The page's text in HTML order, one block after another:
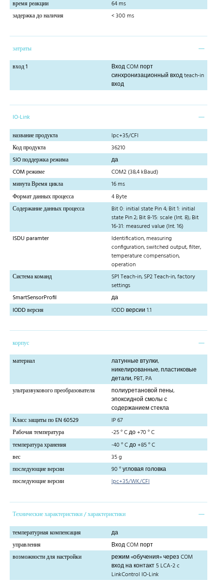
время реакции
64 ms
задержка до наличия
< 300 ms
затраты
вход 1
Вход COM порт
синхронизационный вход teach-in
вход
IO-Link
название продукта
lpc+35/CFI
Код продукта
36210
SIO поддержка режима
да
COM режиме
COM2 (38,4 kBaud)
минута Время цикла
16 ms
Формат данных процесса
4 Byte
Содержание данных процесса
Bit 0: initial state Pin 4; Bit 1: initial
state Pin 2; Bit 8-15: scale (Int. 8); Bit
16-31: measured value (Int. 16)
ISDU paramter
Identification, measuring
configuration, switched output, filter,
temperature compensation,
operation
Система команд
SP1 Teach-in, SP2 Teach-in, factory
settings
SmartSensorProfil
да
IODD версия
IODD версии 1.1
корпус
материал
латунные втулки,
никелированные, пластиковые
детали, PBT, PA
ультразвукового преобразователя
полиуретановой пены,
эпоксидной смолы с
содержанием стекла
Класс защиты по EN 60529
IP 67
Рабочая температура
-25 ° C до +70 ° C
температура хранения
-40 ° C до +85 ° C
вес
35 g
последующие версии
90 ° угловая головка
последующие версии
lpc+35/WK/CFI
Технические характеристики / характеристики
температурная компенсация
да
управления
Вход COM порт
возможности для настройки
режим «обучения» через COM
вход на контакт 5 LCA-2 c
LinkControl IO-Link